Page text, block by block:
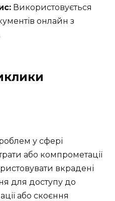
Використовується
онлайн з
у сфері
або компрометації
вкрадені
для доступу до
або скоєння